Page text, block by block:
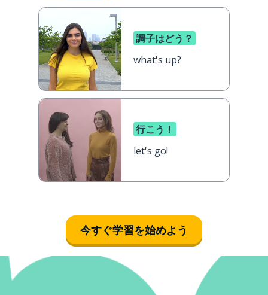
調子はどう？
what's up?
行こう！
let's go!
今すぐ学習を始めよう